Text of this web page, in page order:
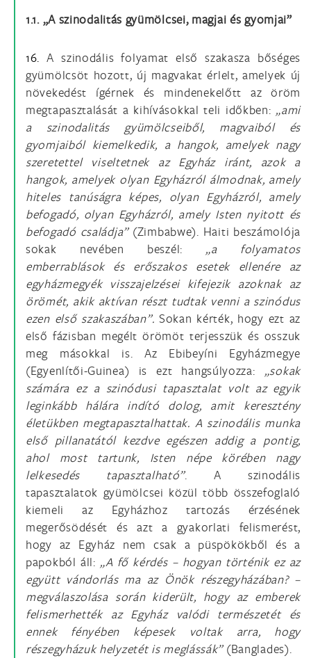
1.1. „A szinodalitás gyümölcsei, magjai és gyomjai”
16. A szinodális folyamat első szakasza bőséges
gyümölcsöt hozott, új magvakat érlelt, amelyek új
növekedést ígérnek és mindenekelőtt az öröm
megtapasztalását a kihívásokkal teli időkben: „ami
a szinodalitás gyümölcseiből, magvaiból és
gyomjaiból kiemelkedik, a hangok, amelyek nagy
szeretettel viseltetnek az Egyház iránt, azok a
hangok, amelyek olyan Egyházról álmodnak, amely
hiteles tanúságra képes, olyan Egyházról, amely
befogadó, olyan Egyházról, amely Isten nyitott és
befogadó családja”(Zimbabwe). Haiti beszámolója
sokak nevében beszél: „a folyamatos
emberrablások és erőszakos esetek ellenére az
egyházmegyék visszajelzései kifejezik azoknak az
örömét, akik aktívan részt tudtak venni a szinódus
ezen első szakaszában”. Sokan kérték, hogy ezt az
első fázisban megélt örömöt terjesszük és osszuk
meg másokkal is. Az Ebibeyíni Egyházmegye
(Egyenlítői-Guinea) is ezt hangsúlyozza: „sokak
számára ez a szinódusi tapasztalat volt az egyik
leginkább hálára indító dolog, amit keresztény
életükben megtapasztalhattak. A szinodális munka
első pillanatától kezdve egészen addig a pontig,
ahol most tartunk, Isten népe körében nagy
lelkesedés tapasztalható”. A szinodális
tapasztalatok gyümölcsei közül több összefoglaló
kiemeli az Egyházhoz tartozás érzésének
megerősödését és azt a gyakorlati felismerést,
hogy az Egyház nem csak a püspökökből és a
papokból áll: „A fő kérdés – hogyan történik ez az
együtt vándorlás ma az Önök részegyházában? –
megválaszolása során kiderült, hogy az emberek
felismerhették az Egyház valódi természetét és
ennek fényében képesek voltak arra, hogy
részegyházuk helyzetét is meglássák”(Banglades).